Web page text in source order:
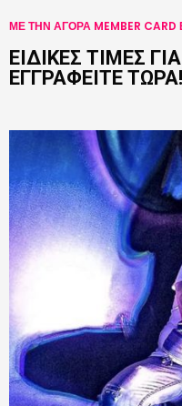
ΜΕ ΤΗΝ ΑΓΟΡΑ MEMBER
ΕΙΔΙΚΕΣ ΤΙΜΕΣ
ΕΓΓΡΑΦΕΙΤΕ ΤΩΡΑ!